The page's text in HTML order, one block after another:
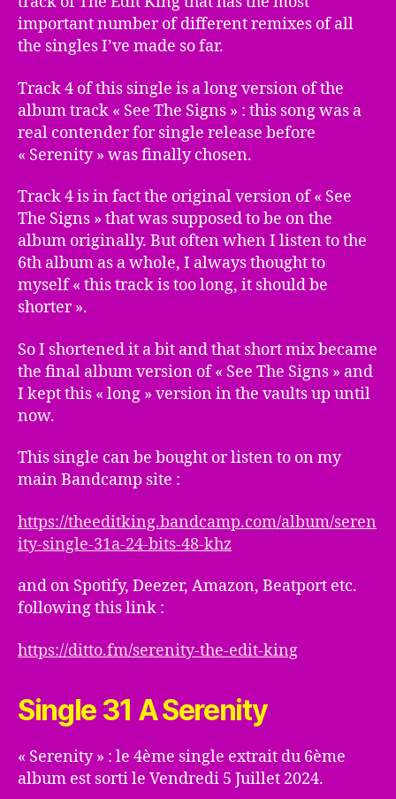
important number of different remixes of all
the singles I’ve made so far.
Track 4 of this single is a long version of the
album track « See The Signs » : this song was a
real contender for single release before
« Serenity » was finally chosen.
Track 4 is in fact the original version of « See
The Signs » that was supposed to be on the
album originally. But often when I listen to the
6th album as a whole, I always thought to
myself « this track is too long, it should be
shorter ».
So I shortened it a bit and that short mix became
the final album version of « See The Signs » and
I kept this « long » version in the vaults up until
now.
This single can be bought or listen to on my
main Bandcamp site :
https://theeditking.bandcamp.com/album/seren
ity-single-31a-24-bits-48-khz
and on Spotify, Deezer, Amazon, Beatport etc.
following this link :
https://ditto.fm/serenity-the-edit-king
Single 31 A Serenity
« Serenity » : le 4ème single extrait du 6ème
album est sorti le Vendredi 5 Juillet 2024.